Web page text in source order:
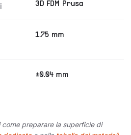
3D FDM Prusa
1.75 mm
±0.04 mm
preparare la superficie di